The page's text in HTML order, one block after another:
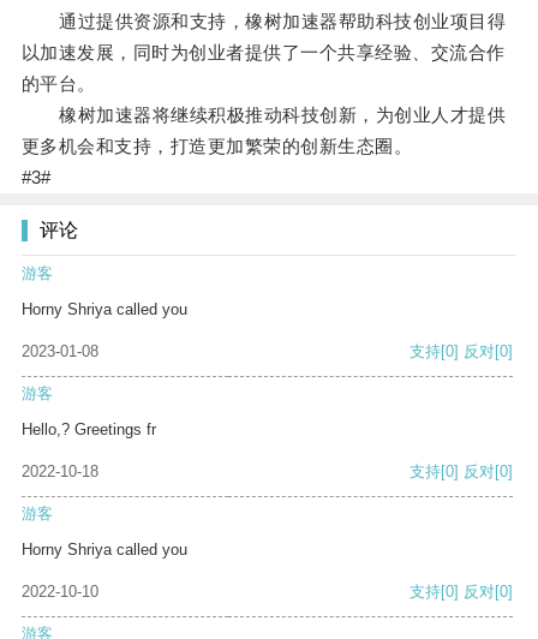
通过提供资源和支持，橡树加速器帮助科技创业项目得
以加速发展，同时为创业者提供了一个共享经验、交流合作
的平台。
橡树加速器将继续积极推动科技创新，为创业人才提供
更多机会和支持，打造更加繁荣的创新生态圈。
#3#
评论
游客
Horny Shriya called you
2023-01-08 支持[0] 反对[0]
游客
Hello,? Greetings fr
2022-10-18 支持[0] 反对[0]
游客
Horny Shriya called you
2022-10-10 支持[0] 反对[0]
游客